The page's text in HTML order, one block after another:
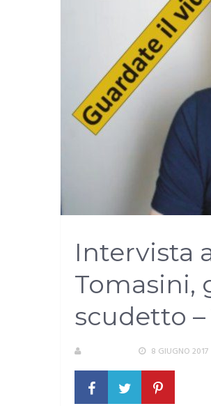
Intervista
Tomasini,
scudetto –
8 GIUGNO 2017